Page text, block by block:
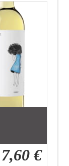
7,60 €